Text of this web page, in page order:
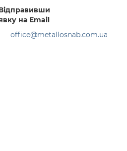
на Email
office@metallosnab.com.ua